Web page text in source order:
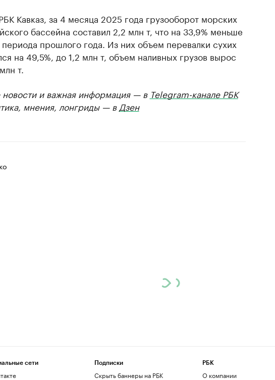
Кавказ, за 4 месяца 2025 года грузооборот морских
бассейна составил 2,2 млн т, что на 33,9% меньше
периода прошлого года. Из них объем перевалки сухих
на 49,5%, до 1,2 млн т, объем наливных грузов вырос
т.
и важная информация — в Telegram-канале РБК
мнения, лонгриды — в Дзен
сети Подписки
Скрыть баннеры на РБК
РБК
О компании